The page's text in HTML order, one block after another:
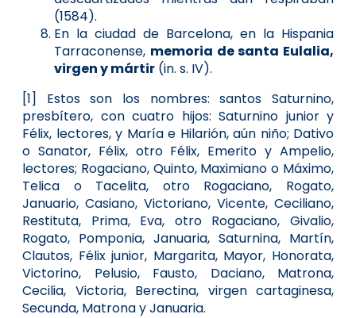
(1584).
En la ciudad de Barcelona, en la Hispania
Tarraconense, memoria de santa Eulalia,
virgen y mártir (in. s. IV).
[1] Estos son los nombres: santos Saturnino,
presbítero, con cuatro hijos: Saturnino junior y
Félix, lectores, y María e Hilarión, aún niño; Dativo
o Sanator, Félix, otro Félix, Emerito y Ampelio,
lectores; Rogaciano, Quinto, Maximiano o Máximo,
Telica o Tacelita, otro Rogaciano, Rogato,
Januario, Casiano, Victoriano, Vicente, Ceciliano,
Restituta, Prima, Eva, otro Rogaciano, Givalio,
Rogato, Pomponia, Januaria, Saturnina, Martín,
Clautos, Félix junior, Margarita, Mayor, Honorata,
Victorino, Pelusio, Fausto, Daciano, Matrona,
Cecilia, Victoria, Berectina, virgen cartaginesa,
Secunda, Matrona y Januaria.